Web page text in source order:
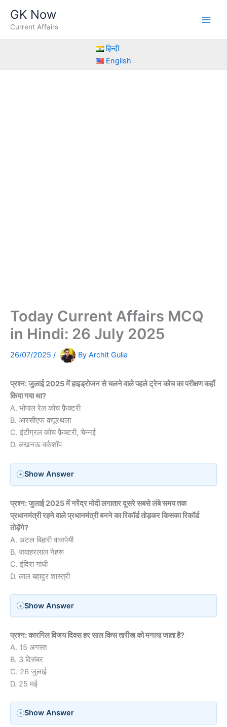
content
GK Now
Current Affairs
हिन्दी
English
Today Current Affairs MCQ
in Hindi: 26 July 2025
26/07/2025 / By Archit Gulia
प्रश्न: जुलाई 2025 में हाइड्रोजन से चलने वाले पहले ट्रेन कोच का परीक्षण कहाँ
किया गया था?
A. भोपाल रेल कोच फ़ैक्टरी
B. आरसीएफ कपूरथला
C. इंटीग्रल कोच फ़ैक्टरी, चेन्नई
D. लखनऊ वर्कशॉप
Show Answer
प्रश्न: जुलाई 2025 में नरेंद्र मोदी लगातार दूसरे सबसे लंबे समय तक
प्रधानमंत्री रहने वाले प्रधानमंत्री बनने का रिकॉर्ड तोड़कर किसका रिकॉर्ड
तोड़ेंगे?
A. अटल बिहारी वाजपेयी
B. जवाहरलाल नेहरू
C. इंदिरा गांधी
D. लाल बहादुर शास्त्री
Show Answer
प्रश्न: कारगिल विजय दिवस हर साल किस तारीख को मनाया जाता है?
A. 15 अगस्त
B. 3 दिसंबर
C. 26 जुलाई
D. 25 मई
Show Answer